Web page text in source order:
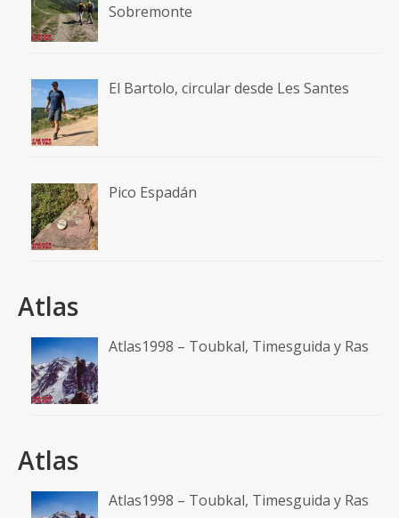
Sobremonte
El Bartolo, circular desde Les Santes
Pico Espadán
Atlas
Atlas1998 – Toubkal, Timesguida y Ras
Atlas
Atlas1998 – Toubkal, Timesguida y Ras